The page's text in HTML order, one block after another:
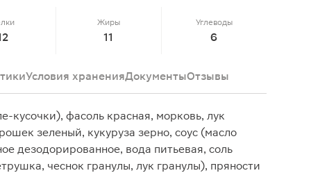
Жиры
11
Углеводы
6
Условия храненияДокументыОтзывы
кусочки), фасоль красная, морковь, лук
зеленый, кукуруза зерно, соус (масло
дезодорированное, вода питьевая, соль
чеснок гранулы, лук гранулы), пряности